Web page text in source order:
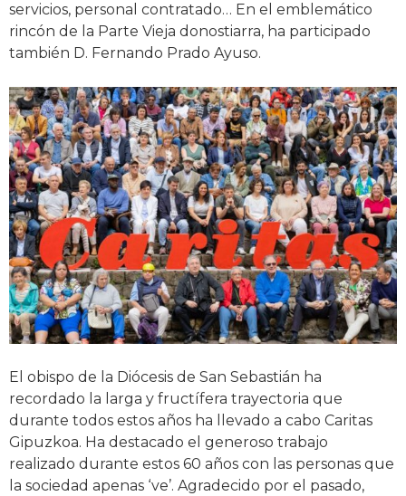
servicios, personal contratado… En el emblemático
rincón de la Parte Vieja donostiarra, ha participado
también D. Fernando Prado Ayuso.
El obispo de la Diócesis de San Sebastián ha
recordado la larga y fructífera trayectoria que
durante todos estos años ha llevado a cabo Caritas
Gipuzkoa. Ha destacado el generoso trabajo
realizado durante estos 60 años con las personas que
la sociedad apenas ‘ve’. Agradecido por el pasado,